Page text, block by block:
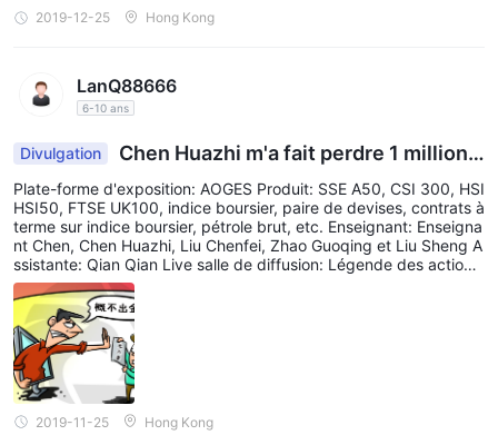
2019-12-25 Hong Kong
LanQ88666
6-10 ans
Divulgation
Chen Huazhi m'a fait perdre 1 million.
Et AOGES n'a pas donné accès au retrait.
Plate-forme d'exposition: AOGES Produit: SSE A50, CSI 300, HSI
HSI50, FTSE UK100, indice boursier, paire de devises, contrats à
terme sur indice boursier, pétrole brut, etc. Enseignant: Enseigna
nt Chen, Chen Huazhi, Liu Chenfei, Zhao Guoqing et Liu Sheng A
ssistante: Qian Qian Live salle de diffusion: Légende des actions
Groupe: Bureau de Zhilan J'ai été amené à entrer dans la salle d
e diffusion en direct pour échanger de l'expérience sur les action
s. Après avoir acquis ma confiance, ils nous ont conseillé de AOG
ES Ils ont également affirmé que plusieurs enseignants étaient e
n concurrence et espéraient que nous allions nous rejoindre! Ils n
ous ont ensuite persuadés en nous parlant beaucoup de finance
ment réalisable et de rendements élevés.Je n'ai pas résisté à la t
entation et déposé 500 000 RMB Ayant gagné un peu, j'ai fait u
ne perte de 400 000 RMB ou plus. L'enseignant a dit de récupér
2019-11-25 Hong Kong